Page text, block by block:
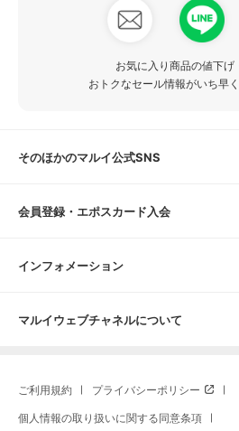
お気に入り商品の値下げ
おトクなセール情報がいち早
そのほかのマルイ公式SNS
会員登録・エポスカード入会
インフォメーション
マルイウェブチャネルについて
ご利用規約 プライバシーポリシー
個人情報の取り扱いに関する同意条項